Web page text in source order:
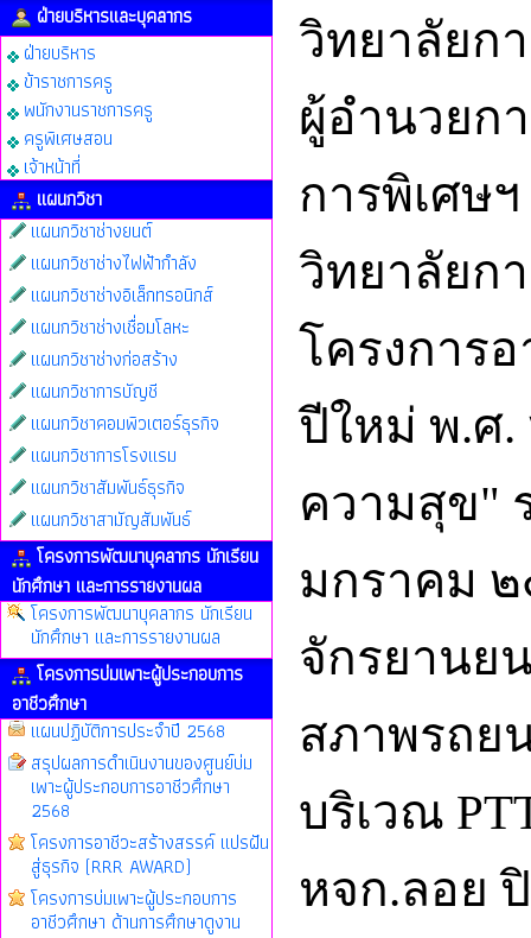
ฝ่ายบริหารและบุคลากร
ฝ่ายบริหาร
ข้าราชการครู
พนักงานราชการครู
ครูพิเศษสอน
เจ้าหน้าที่
แผนกวิชา
แผนกวิชาช่างยนต์
แผนกวิชาช่างไฟฟ้ากำลัง
แผนกวิชาช่างอิเล็กทรอนิกส์
แผนกวิชาช่างเชื่อมโลหะ
แผนกวิชาช่างก่อสร้าง
แผนกวิชาการบัญชี
แผนกวิชาคอมพิวเตอร์ธุรกิจ
แผนกวิชาการโรงแรม
แผนกวิชาสัมพันธ์ธุรกิจ
แผนกวิชาสามัญสัมพันธ์
โครงการพัฒนาบุคลากร นักเรียน
นักศึกษา และการรายงานผล
โครงการพัฒนาบุคลากร นักเรียน
นักศึกษา และการรายงานผล
โครงการบ่มเพาะผู้ประกอบการ
อาชีวศึกษา
แผนปฏิบัติการประจำปี 2568
สรุปผลการดำเนินงานของศูนย์บ่ม
เพาะผู้ประกอบการอาชีวศึกษา
2568
โครงการอาชีวะสร้างสรรค์ แปรฝัน
สู่ธุรกิจ (RRR AWARD)
โครงการบ่มเพาะผู้ประกอบการ
อาชีวศึกษา ด้านการศึกษาดูงาน
วิทยาลัยก
ผู้อำนวยก
การพิเศษ
วิทยาลัยก
โครงการ
ปีใหม่ พ.ศ
ความสุข"
มกราคม
จักรยานย
สภาพรถย
บริเวณ
หจก.ลอย